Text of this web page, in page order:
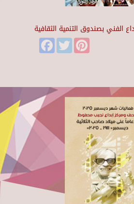
الفني بصندوق التنمية الثقافية
FacebookTwitter